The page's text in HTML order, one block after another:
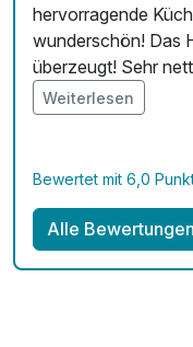
hervorragende
wunderschön! Das
überzeugt! Sehr
Wünsche offen
Weiterlesen
Bewertet mit 6,0
Alle Bewertungen